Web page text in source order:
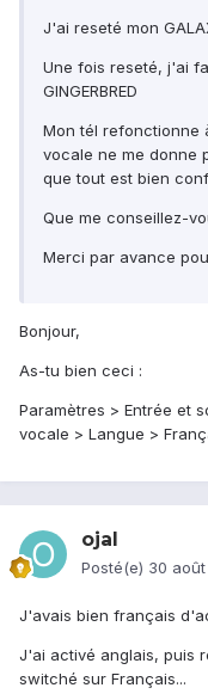
J'ai reseté mon
Une fois reseté, j'ai
GINGERBRED
Mon tél refonctionne
vocale ne me donne
que tout est bien
Que me conseillez-
Merci par avance
Bonjour,
As-tu bien ceci :
Paramètres > Entrée et
vocale > Langue >
ojal
Posté(e) 30 août
J'avais bien français
J'ai activé anglais, puis
switché sur Français...